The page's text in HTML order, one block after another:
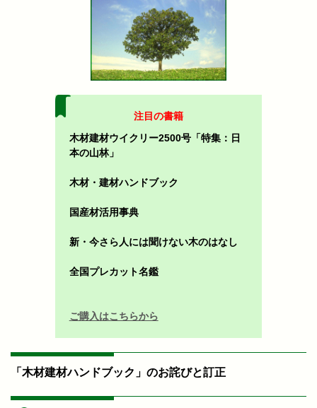
注目の書籍
木材建材ウイクリー2500号「特集：日
本の山林」
木材・建材ハンドブック
国産材活用事典
新・今さら人には聞けない木のはなし
全国プレカット名鑑
ご購入はこちらから
「木材建材ハンドブック」のお詫びと訂正